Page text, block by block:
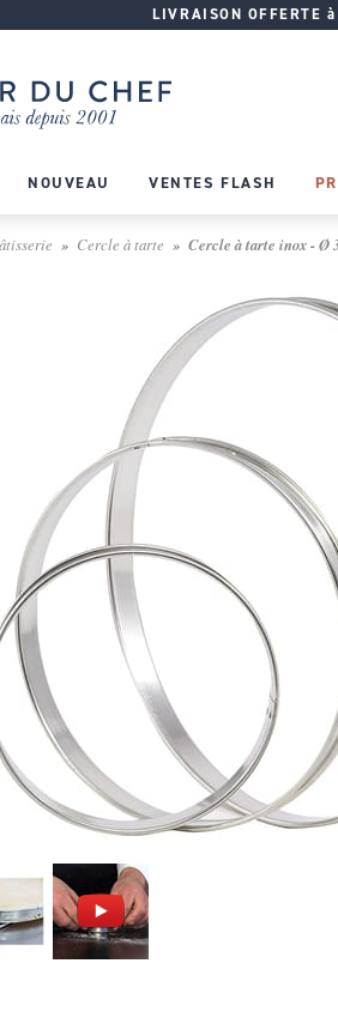
LIVRAISON OFFERTE
NOUVEAU VENTES FLASH
Cercle à tarte Cercle à tarte inox - Ø